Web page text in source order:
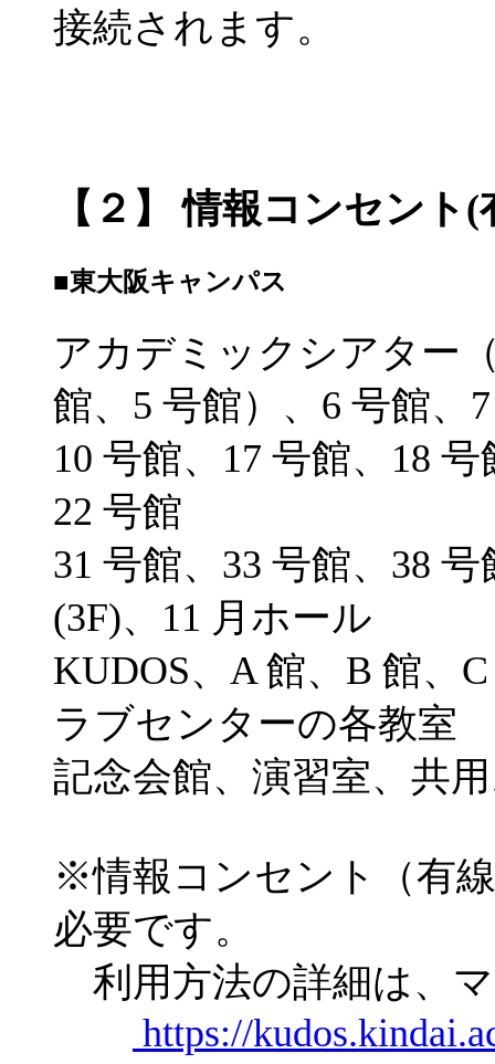
接続されます。
【２】 情報コンセン
■東大阪キャンパス
アカデミックシアター
館、5 号館）、6 号館、
10 号館、17 号館、18
22 号館
31 号館、33 号館、38
(3F)、11 月ホール
KUDOS、A 館、B 館、
ラブセンターの各教室
記念会館、演習室、共
※情報コンセント（有
必要です。
利用方法の詳細は、
https://